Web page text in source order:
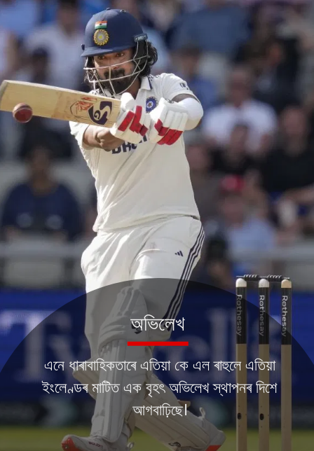
এনে ধাৰাবাহিকতাৰে এতিয়া কে এল ৰাহুলে এতিয়া
ইংলেণ্ডৰ মাটিত এক বৃহৎ অভিলেখ স্থাপনৰ দিশে
আগবাঢ়িছে।
অভিলেখ